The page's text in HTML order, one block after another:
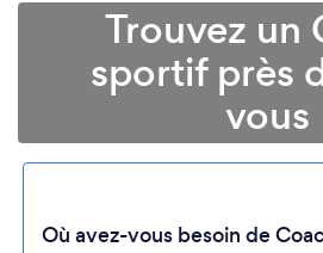
Trouvez un
sportif près
vous
Où avez-vous besoin de